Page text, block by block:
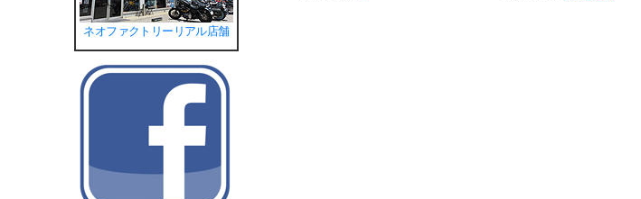
ネオファクトリーリアル店舗